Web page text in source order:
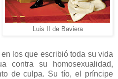
Luis II de Baviera
los que escribió toda su vida
contra su homosexualidad,
de culpa. Su tío, el príncipe